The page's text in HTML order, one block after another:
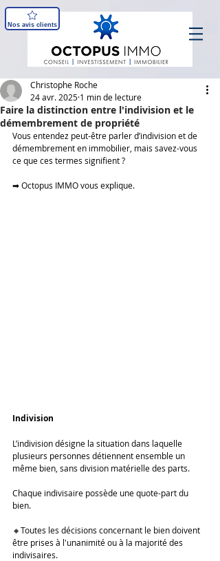
Nos avis clients
Faire la distinction entre l'indivision et le
démembrement de propriété
Christophe Roche
24 avr. 2025 1 min de lecture
Vous entendez peut-être parler d’indivision et de
démembrement en immobilier, mais savez-vous
ce que ces termes signifient ?
➡ Octopus IMMO vous explique.
Indivision
L’indivision désigne la situation dans laquelle
plusieurs personnes détiennent ensemble un
même bien, sans division matérielle des parts.
Chaque indivisaire possède une quote-part du
bien.
🔸Toutes les décisions concernant le bien doivent
être prises à l'unanimité ou à la majorité des
indivisaires.